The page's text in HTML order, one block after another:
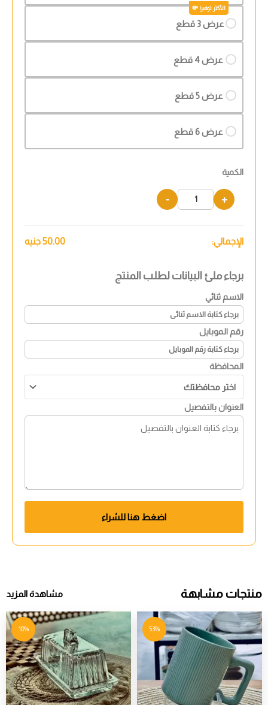
عرض 3 قطع
عرض 4 قطع
عرض 5 قطع
عرض 6 قطع
الكمية
+
-
الإجمالي: 50.00جنيه
برجاء ملئ البيانات لطلب المنتج
الاسم ثنائي
رقم الموبايل
المحافظة
العنوان بالتفصيل
اضغط هنا للشراء
منتجات مشابهة مشاهدة المزيد
53%
18%